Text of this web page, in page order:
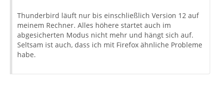
Thunderbird läuft nur bis einschließlich Version 12 auf
meinem Rechner. Alles höhere startet auch im
abgesicherten Modus nicht mehr und hängt sich auf.
Seltsam ist auch, dass ich mit Firefox ähnliche Probleme
habe.